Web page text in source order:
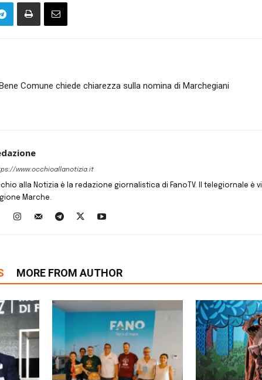
Comune chiede chiarezza sulla nomina di Marchegiani
www.occhioallanotizia.it
alla Notizia è la redazione giornalistica di FanoTV. Il telegiornale è
Marche.
MORE FROM AUTHOR